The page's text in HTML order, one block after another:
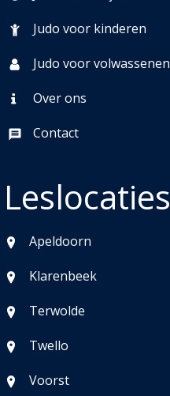
Judo voor kinderen
Judo voor volwassenen
Over ons
Contact
Leslocaties
Apeldoorn
Klarenbeek
Terwolde
Twello
Voorst